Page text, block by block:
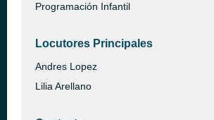
Programación Infantil
Locutores Principales
Andres Lopez
Lilia Arellano